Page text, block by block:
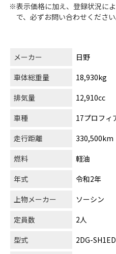
※表示価格に加え、登録状況に
で、必ずお問い合わせください
メーカー
日野
車体総重量
18,930kg
排気量
12,910cc
車種
17プロフィ
走行距離
330,500km
燃料
軽油
年式
令和2年
上物メーカー
ソーシン
定員数
2人
型式
2DG-